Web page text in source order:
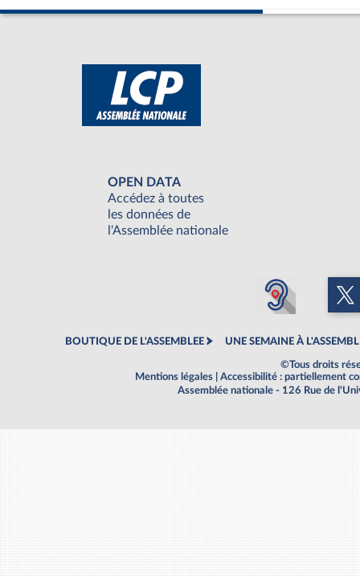
OPEN DATA
Accédez à toutes
les données de
l'Assemblée nationale
BOUTIQUE DE L'ASSEMBLEE UNE SEMAINE À
©Tous droits
Mentions légales
Accessibilité : partiellement
Assemblée nationale - 126 Rue de